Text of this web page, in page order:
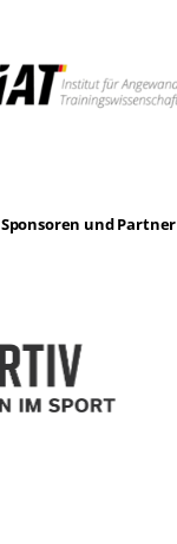
Sponsoren und Partner